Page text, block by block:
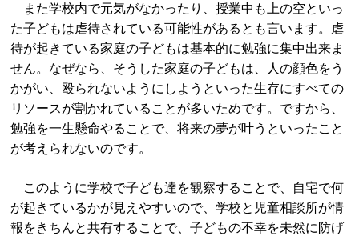
また学校内で元気がなかったり、授業中も上の空といっ
た子どもは虐待されている可能性があるとも言います。虐
待が起きている家庭の子どもは基本的に勉強に集中出来ま
せん。なぜなら、そうした家庭の子どもは、人の顔色をう
かがい、殴られないようにしようといった生存にすべての
リソースが割かれていることが多いためです。ですから、
勉強を一生懸命やることで、将来の夢が叶うといったこと
が考えられないのです。
このように学校で子ども達を観察することで、自宅で何
が起きているかが見えやすいので、学校と児童相談所が情
報をきちんと共有することで、子どもの不幸を未然に防げ